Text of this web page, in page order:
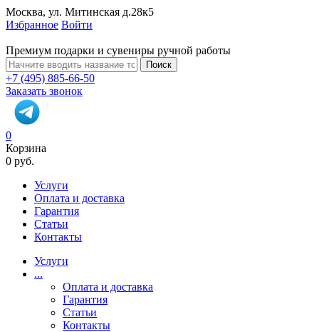
Москва, ул. Митинская д.28к5
Избранное Войти
Премиум подарки и сувениры ручной работы
Поиск
+7 (495) 885-66-50
Заказать звонок
0
Корзина
0 руб.
Услуги
Оплата и доставка
Гарантия
Статьи
Контакты
Услуги
...
Оплата и доставка
Гарантия
Статьи
Контакты